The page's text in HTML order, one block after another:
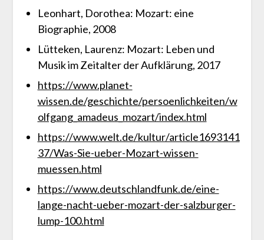
Leonhart, Dorothea: Mozart: eine
Biographie, 2008
Lütteken, Laurenz: Mozart: Leben und
Musik im Zeitalter der Aufklärung, 2017
https://www.planet-
wissen.de/geschichte/persoenlichkeiten/w
olfgang_amadeus_mozart/index.html
https://www.welt.de/kultur/article1693141
37/Was-Sie-ueber-Mozart-wissen-
muessen.html
https://www.deutschlandfunk.de/eine-
lange-nacht-ueber-mozart-der-salzburger-
lump-100.html